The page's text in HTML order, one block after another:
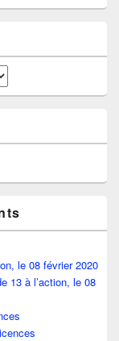
le 08 février 2020
13 à l’action, le 08